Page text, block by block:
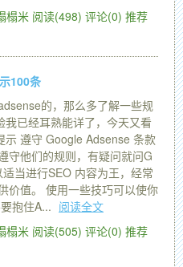
榻米 阅读(498) 评论(0) 推荐
100条
的，那么多了解一些规
已经耳熟能详了，今天又看
示 遵守 Google Adsense 条款
守他们的规则，有疑问就问G
当进行SEO 内容为王，经常
价值。 使用一些技巧可以使你
抱住A... 阅读全文
榻米 阅读(505) 评论(0) 推荐